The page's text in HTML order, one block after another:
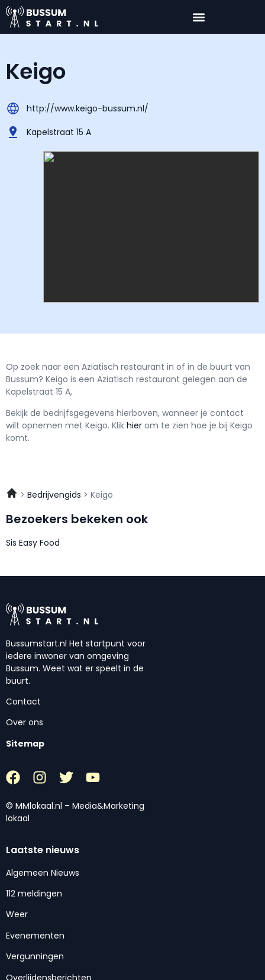
Keigo
http://www.keigo-bussum.nl/
Kapelstraat 15 A
Op zoek naar een Aziatisch restaurant in of in de buurt van
Bussum? Keigo is een Aziatisch restaurant gelegen aan de
Kapelstraat 15 A,
Bekijk de bedrijfsgegevens hierboven, wanneer je contact
wilt opnemen met Keigo. Klik hier om te zien hoe je bij Keigo
komt.
Bedrijvengids Keigo
Bezoekers bekeken ook
Sis Easy Food
Bussumstart.nl Het startpunt voor
iedere inwoner van omgeving
Bussum. Weet wat er speelt in de
buurt.
Contact
Over ons
Sitemap
© MMlokaal.nl – Media&Marketing
lokaal
Laatste nieuws
Algemeen Nieuws
112 meldingen
Weer
Evenementen
Vergunningen
Overlijdensberichten